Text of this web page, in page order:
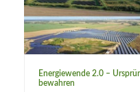
Energiewende 2.0 –
bewahren